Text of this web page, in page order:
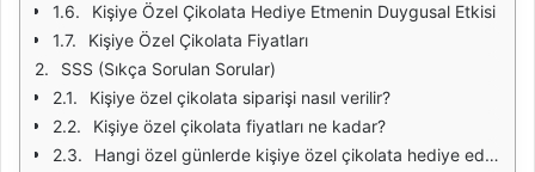
Kişiye Özel Çikolata Hediye Etmenin Duygusal Etkisi
Kişiye Özel Çikolata Fiyatları
SSS (Sıkça Sorulan Sorular)
Kişiye özel çikolata siparişi nasıl verilir?
Kişiye özel çikolata fiyatları ne kadar?
Hangi özel günlerde kişiye özel çikolata hediye edebilirim?